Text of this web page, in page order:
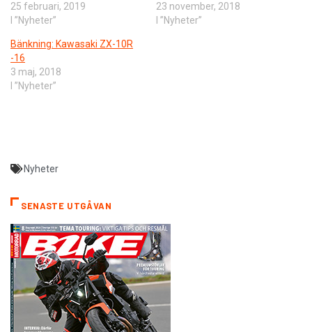
25 februari, 2019
I ”Nyheter”
23 november, 2018
I ”Nyheter”
Bänkning: Kawasaki ZX-10R
-16
3 maj, 2018
I ”Nyheter”
Nyheter
SENASTE UTGÅVAN